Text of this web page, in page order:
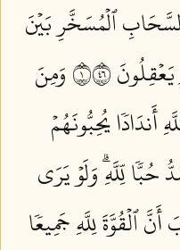
ٱلۡمُسَخَّرِ بَيۡنَ
١٦٤
وَمِنَ
يُحِبُّونَهُمۡ
حُبّٗا لِّلَّهِۗ وَلَوۡ يَرَى
ٱلۡقُوَّةَ لِلَّهِ جَمِيعٗا